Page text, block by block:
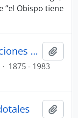
“el Obispo tiene
Incardinaciones y excardinaciones de sacerdotes
· 1875 - 1983